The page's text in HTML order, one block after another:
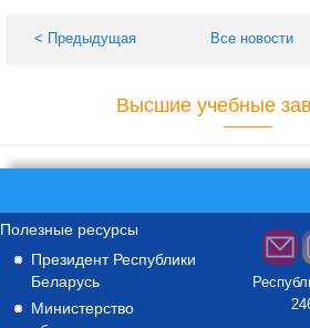
< Предыдущая Все новости
Высшие учебные
Полезные ресурсы
Президент Республики
Беларусь
Министерство